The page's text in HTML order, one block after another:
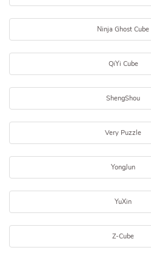
Ninja Ghost Cube
QiYi Cube
ShengShou
Very Puzzle
YongJun
YuXin
Z-Cube